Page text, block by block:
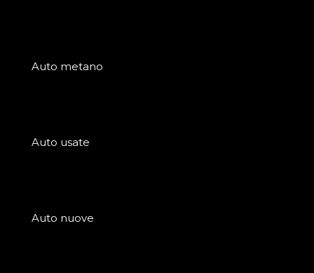
Auto metano
Auto usate
Auto nuove